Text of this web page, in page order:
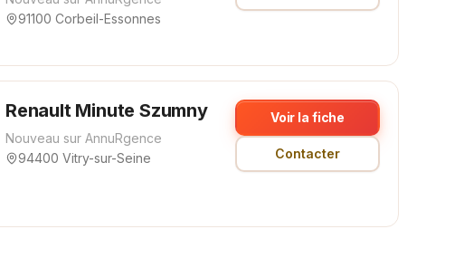
91100 Corbeil-Essonnes
Renault Minute Szumny
Nouveau sur AnnuRgence
94400 Vitry-sur-Seine
Voir la fiche
Contacter